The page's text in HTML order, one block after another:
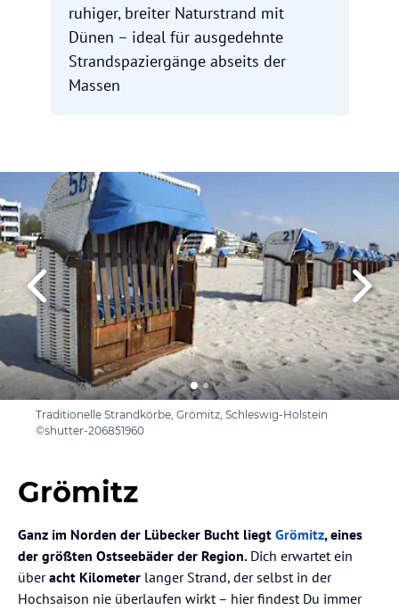
ruhiger, breiter Naturstrand mit
Dünen – ideal für ausgedehnte
Strandspaziergänge abseits der
Massen
Traditionelle Strandkörbe, Grömitz, Schleswig-Holstein
©shutter-206851960
Grömitz
Ganz im Norden der Lübecker Bucht liegt Grömitz, eines
der größten Ostseebäder der Region. Dich erwartet ein
überacht Kilometer langer Strand, der selbst in der
Hochsaison nie überlaufen wirkt – hier findest Du immer